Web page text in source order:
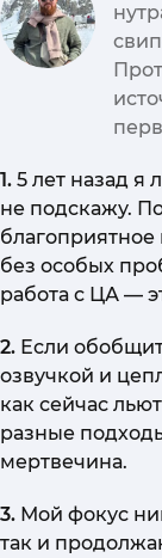
1. 5 лет назад я
не подскажу.
благоприятное
без особых
работа с ЦА —
2. Если
озвучкой и
как сейчас
разные
мертвечина.
3. Мой фокус
так и